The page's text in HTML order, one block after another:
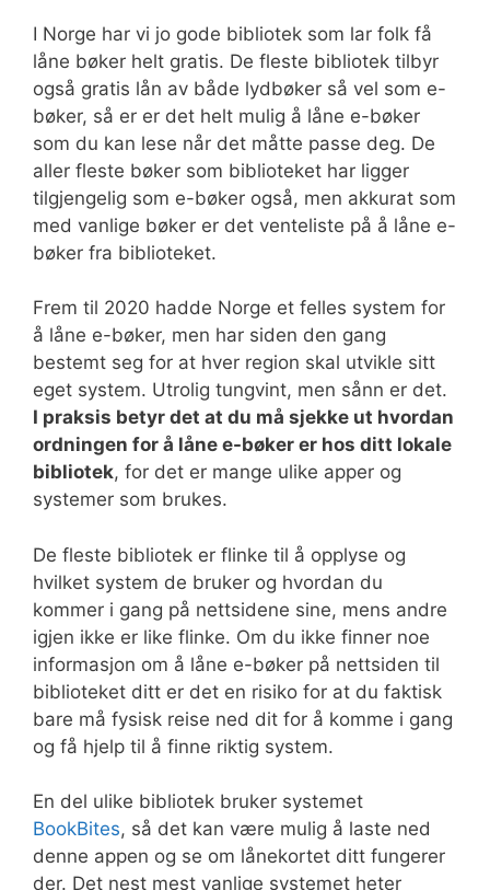
I Norge har vi jo gode bibliotek som lar folk få
låne bøker helt gratis. De fleste bibliotek tilbyr
også gratis lån av både lydbøker så vel som e-
bøker, så er er det helt mulig å låne e-bøker
som du kan lese når det måtte passe deg. De
aller fleste bøker som biblioteket har ligger
tilgjengelig som e-bøker også, men akkurat som
med vanlige bøker er det venteliste på å låne e-
bøker fra biblioteket.
Frem til 2020 hadde Norge et felles system for
å låne e-bøker, men har siden den gang
bestemt seg for at hver region skal utvikle sitt
eget system. Utrolig tungvint, men sånn er det.
I praksis betyr det at du må sjekke ut hvordan
ordningen for å låne e-bøker er hos ditt lokale
bibliotek, for det er mange ulike apper og
systemer som brukes.
De fleste bibliotek er flinke til å opplyse og
hvilket system de bruker og hvordan du
kommer i gang på nettsidene sine, mens andre
igjen ikke er like flinke. Om du ikke finner noe
informasjon om å låne e-bøker på nettsiden til
biblioteket ditt er det en risiko for at du faktisk
bare må fysisk reise ned dit for å komme i gang
og få hjelp til å finne riktig system.
En del ulike bibliotek bruker systemet
BookBites, så det kan være mulig å laste ned
denne appen og se om lånekortet ditt fungerer
der. Det nest mest vanlige systemet heter